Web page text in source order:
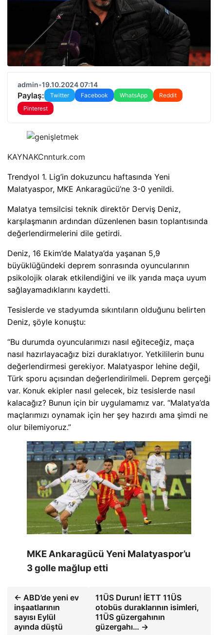
admin•19.10.2024 07:14
Paylaş: Twitter Facebook WhatsApp
Reddit
Pinterest
KAYNAKCnnturk.com
Trendyol 1. Lig’in dokuzuncu haftasında Yeni
Malatyaspor, MKE Ankaragücü’ne 3-0 yenildi.
Malatya temsilcisi teknik direktör Derviş Deniz,
karşılaşmanın ardından düzenlenen basın toplantısında
değerlendirmelerini dile getirdi.
Deniz, 16 Ekim’de Malatya’da yaşanan 5,9
büyüklüğündeki deprem sonrasında oyuncularının
psikolojik olarak etkilendiğini ve ilk yarıda maça uyum
sağlayamadıklarını kaydetti.
Tesislerde ve stadyumda sıkıntıların olduğunu belirten
Deniz, şöyle konuştu:
“Bu durumda oyuncularımızı nasıl eğiteceğiz, maça
nasıl hazırlayacağız bizi duraklatıyor. Yetkililerin bunu
değerlendirmesi gerekiyor. Malatyaspor lehine değil,
Türk sporu açısından değerlendirilmeli. Deprem gerçeği
var. Konuk ekipler nasıl gelecek, biz tesislerde nasıl
kalacağız? Bunun için bir uygulamamız var. “Malatya’da
maçlarımızı oynamak için her şey hazırdı ama şimdi ne
olur bilemiyoruz.”
MKE Ankaragücü Yeni Malatyaspor’u
3 golle mağlup etti
← ABD’de yeni ev
inşaatlarının
sayısı Eylül
ayında düştü
11ÜS Durun! İETT 11ÜS
otobüs duraklarının isimleri,
11ÜS güzergahının
güzergahı… →